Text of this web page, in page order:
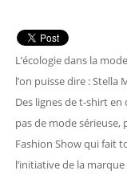
L’écologie dans la
l’on puisse dire :
Des lignes de t-shirt
pas de mode sérieuse,
Fashion Show qui fait
l’initiative de la